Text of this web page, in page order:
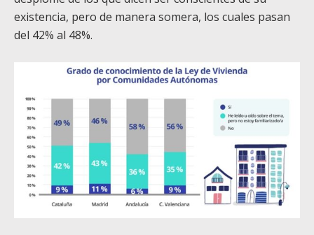
existencia, pero de manera somera, los cuales pasan
del 42% al 48%.